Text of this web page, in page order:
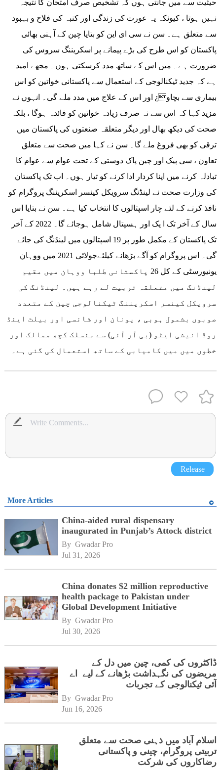
حیثیت سے میں جانتی ہوں کہ تشخیص صرف امتحان کا نتیجہ
نہیں ہوتا ، کیونکہ یہ عورت کی زندگی اور کنبہ کی فلاح و بہبود
سے متعلق ہے۔ سن نے سی ای این کو بتایا چین کے آہنی بھائی
پاکستان کو اس طرح کی بڑے پیمانے پر اسکریننگ سروس کی
ضرورت ہے۔ میں اس کے ساتھ مدد کرسکتی ہوں۔ مجھے امید
ہے کہ جدید ٹیکنالوجی کے استعمال سے پاکستانی خواتین کو اس
بیماری سے بچاو¿ اور اس کے علاج میں مدد ملے گی۔ انہوں نے
مزید کہا کہ اس سے نہ صرف زیادہ خواتین کو فائدہ ہوگا ، بلکہ
صحت کی دیکھ بھال اور دیگر متعلقہ صنعتوں کی پاکستان میں
ترقی کو بھی فروغ ملے گا۔ سن نے کہا میں صحت سے متعلق
تعاون ، سی پیک اور چین پاک دوستی کے تحت عوام سے عوام کا
تبادلہ کرنے میں اپنا کردار ادا کرنے کو تیار ہوں۔ اب تک پاکستان
کی وزارت صحت نے لینڈنگ سرویکل کینسر اسکریننگ پروگرام کو
نافذ کرنے کے لئے چار اسپتالوں کا انتخاب کیا ہے۔ سن نے بتایا اس
سال کے آخر تک ا یک اور ہسپتال شامل ہوجائے گا۔ 2022 کے آخر
تک پاکستان کے مکمل طور پر 19 اسپتالوں میں لینڈنگ کی جائے
گی۔ اس پروگرام کو آگے بڑھانے کیلئےجولائی 2021 میں ووہان
یونیورسٹی کے کل 26 پاکستانی طلبا ووہان میں مقیم
لینڈنگ میں متعلقہ تربیت لے رہے ہیں۔ لینڈنگ کی
سرویکل کینسر اسکریننگ ٹیکنالوجی چین کے متعدد
صوبوں بشمول ہوبی ، یونان اور شانسی اور بیلٹ اینڈ
روڈ انیشی ایٹو (بی آر آئی) سے منسلک کچھ ممالک اور
خطوں میں میں کامیابی کے ساتھ استعمال کی گئی ہے۔
Release
More Articles
China-aided rural dispensary
inaugurated in Punjab’s Attock district
By Gwadar Pro
Jul 31, 2026
China donates $2 million reproductive
health package to Pakistan under
Global Development Initiative
By Gwadar Pro
Jul 30, 2026
ڈاکٹروں کی کمی، چین میں دل کے
مریضوں کی نگہداشت بڑھانے کے لیے اے
آئی ٹیکنالوجی کے تجربات
By Gwadar Pro
Jun 16, 2026
اسلام آباد میں ذہنی صحت سے متعلق
تربیتی پروگرام، چینی و پاکستانی
رضاکاروں کی شرکت